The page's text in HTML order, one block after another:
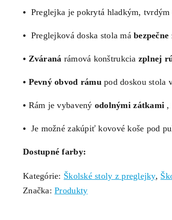
• Preglejka je pokrytá hladkým, tvrdým
• Preglejková doska stola má
• Zváraná rámová konštrukcia zplnej
• Pevný obvod rámupod doskou stola
• Rám je vybavený odolnými zátkami ,
• Je možné zakúpiť kovové koše pod
Dostupné farby:
Kategórie: Školské stoly z preglejky,
Značka:Produkty